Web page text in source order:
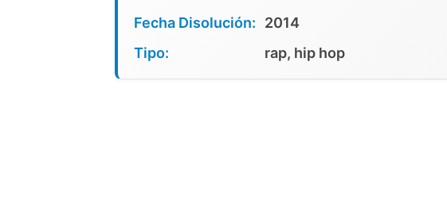
Fecha Disolución:
2014
Tipo:
rap, hip hop